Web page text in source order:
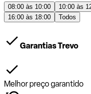
08:00 às 10:00 10:00 às
16:00 às 18:00
Todos
Garantias Trevo
Melhor preço garantido